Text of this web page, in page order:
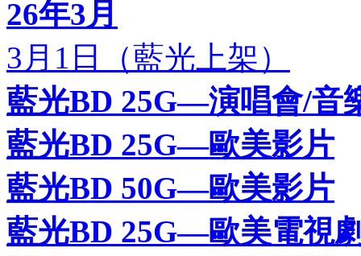
26年3月
3月1日（藍光上架）
藍光BD 25G—演唱會/音
藍光BD 25G—歐美影片
藍光BD 50G—歐美影片
藍光BD 25G—歐美電視